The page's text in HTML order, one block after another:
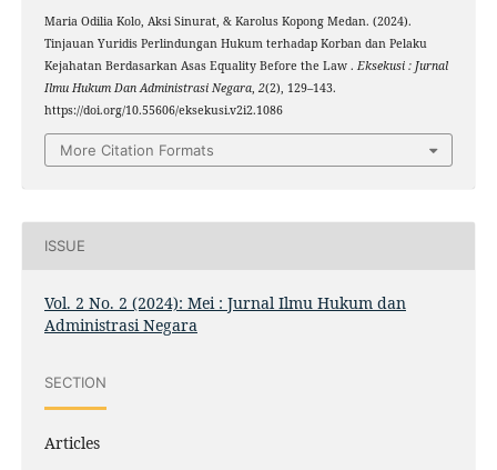
Maria Odilia Kolo, Aksi Sinurat, & Karolus Kopong Medan. (2024).
Tinjauan Yuridis Perlindungan Hukum terhadap Korban dan Pelaku
Kejahatan Berdasarkan Asas Equality Before the Law . Eksekusi : Jurnal
Ilmu Hukum Dan Administrasi Negara, 2(2), 129–143.
https://doi.org/10.55606/eksekusi.v2i2.1086
More Citation Formats
ISSUE
Vol. 2 No. 2 (2024): Mei : Jurnal Ilmu Hukum dan
Administrasi Negara
SECTION
Articles